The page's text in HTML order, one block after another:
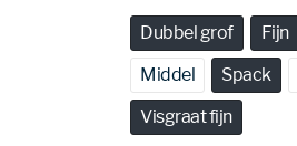
Dubbel grof Fijn
Middel
Spack
Visgraat fijn